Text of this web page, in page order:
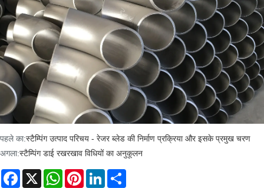
पहले का:स्टैम्पिंग उत्पाद परिचय - रेजर ब्लेड की निर्माण प्रक्रिया और इसके प्रमुख चरण
अगला:स्टैम्पिंग डाई रखरखाव विधियों का अनुकूलन
Facebook
X WhatsAppPinterestLinkedIn